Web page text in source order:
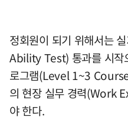
정회원이 되기 위해서는
Ability Test) 통과를 시작
로그램(Level 1~3
의 현장 실무 경력(Work
야 한다.